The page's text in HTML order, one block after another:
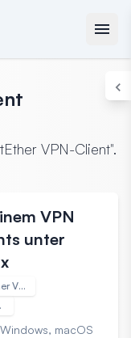
VPN-Client".
31. Jan. 2025 18:10
VPN
unter
SoftEther VPN Client Manager
macOS